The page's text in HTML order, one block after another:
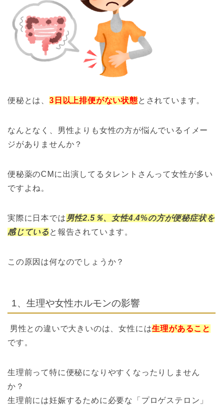
便秘とは、 3日以上排便がない状態とされています。
なんとなく、男性よりも女性の方が悩んでいるイメー
ジがありませんか？
便秘薬のCMに出演してるタレントさんって女性が多い
ですよね。
実際に日本では 男性2.5％、女性4.4%の方が便秘症状を
感じていると報告されています。
この原因は何なのでしょうか？
1、生理や女性ホルモンの影響
男性との違いで大きいのは、女性には生理があること
です。
生理前って特に便秘になりやすくなったりしません
か？
生理前には妊娠するために必要な「プロゲステロン」